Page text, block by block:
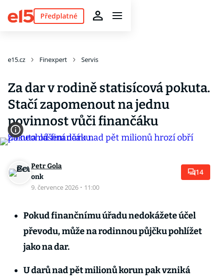
Předplatné
e15.cz Finexpert Servis
Za dar v rodině statisícová pokuta.
Stačí zapomenout na jednu
povinnost vůči finančáku
Petr Gola
onk
9. července 2026 · 11:00
14
Pokud finančnímu úřadu nedokážete účel
převodu, může na rodinnou půjčku pohlížet
jako na dar.
U darů nad pět milionů korun pak vzniká